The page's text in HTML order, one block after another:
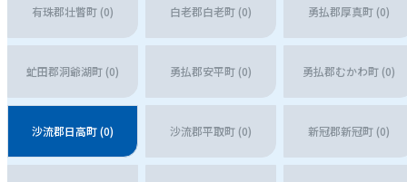
有珠郡壮瞥町 (0) 白老郡白老町 (0) 勇払郡厚真町 (0)
虻田郡洞爺湖町 (0) 勇払郡安平町 (0) 勇払郡むかわ町 (0)
沙流郡日高町 (0) 沙流郡平取町 (0) 新冠郡新冠町 (0)